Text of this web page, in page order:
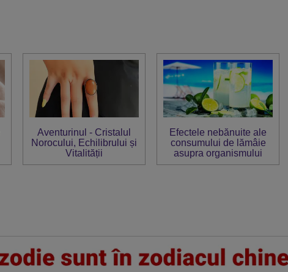
Aventurinul - Cristalul
Norocului, Echilibrului și
Vitalității
Efectele nebănuite ale
consumului de lămâie
asupra organismului